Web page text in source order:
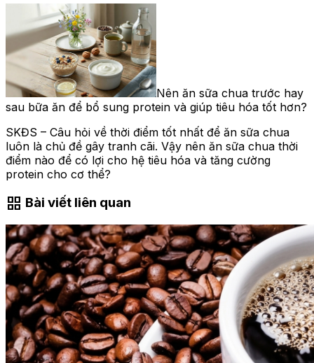
Nên ăn sữa chua trước hay
sau bữa ăn để bổ sung protein và giúp tiêu hóa tốt hơn?
SKĐS – Câu hỏi về thời điểm tốt nhất để ăn sữa chua
luôn là chủ đề gây tranh cãi. Vậy nên ăn sữa chua thời
điểm nào để có lợi cho hệ tiêu hóa và tăng cường
protein cho cơ thể?
grid_view Bài viết liên quan